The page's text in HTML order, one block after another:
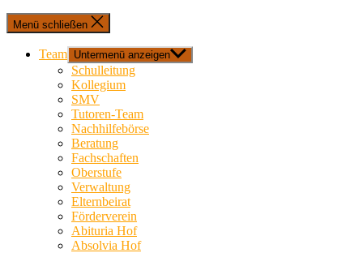
Menü schließen
Team Untermenü anzeigen
Schulleitung
Kollegium
SMV
Tutoren-Team
Nachhilfebörse
Beratung
Fachschaften
Oberstufe
Verwaltung
Elternbeirat
Förderverein
Abituria Hof
Absolvia Hof